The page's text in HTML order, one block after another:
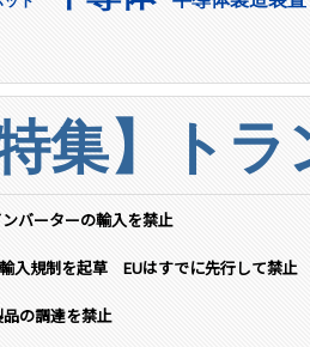
特集】ト
バーターの輸入を禁止
入規制を起草 EUはすでに先行して禁止
の調達を禁止